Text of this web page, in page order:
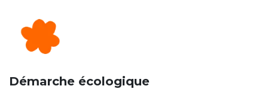
Démarche écologique